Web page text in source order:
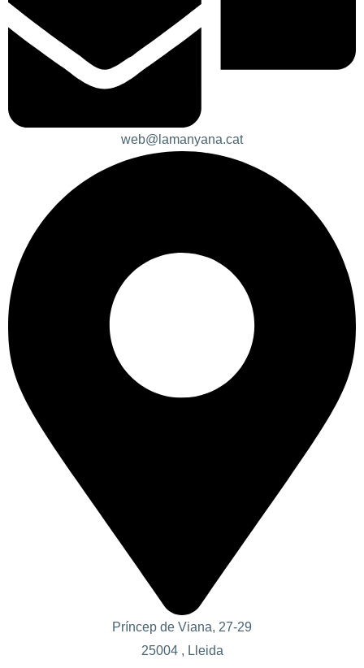
web@lamanyana.cat
Príncep de Viana, 27-29
25004 , Lleida